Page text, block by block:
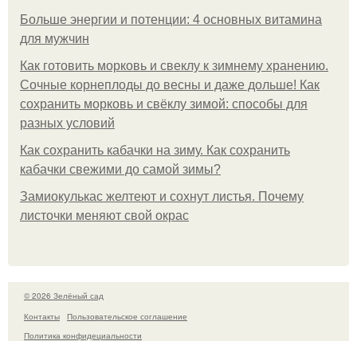
Больше энергии и потенции: 4 основных витамина
для мужчин
Как готовить морковь и свеклу к зимнему хранению.
Сочные корнеплоды до весны и даже дольше! Как
сохранить морковь и свёклу зимой: способы для
разных условий
Как сохранить кабачки на зиму. Как сохранить
кабачки свежими до самой зимы?
Замиокулькас желтеют и сохнут листья. Почему
листочки меняют свой окрас
© 2026 Зелёный сад
Контакты
Пользовательское соглашение
Политика конфидециальности